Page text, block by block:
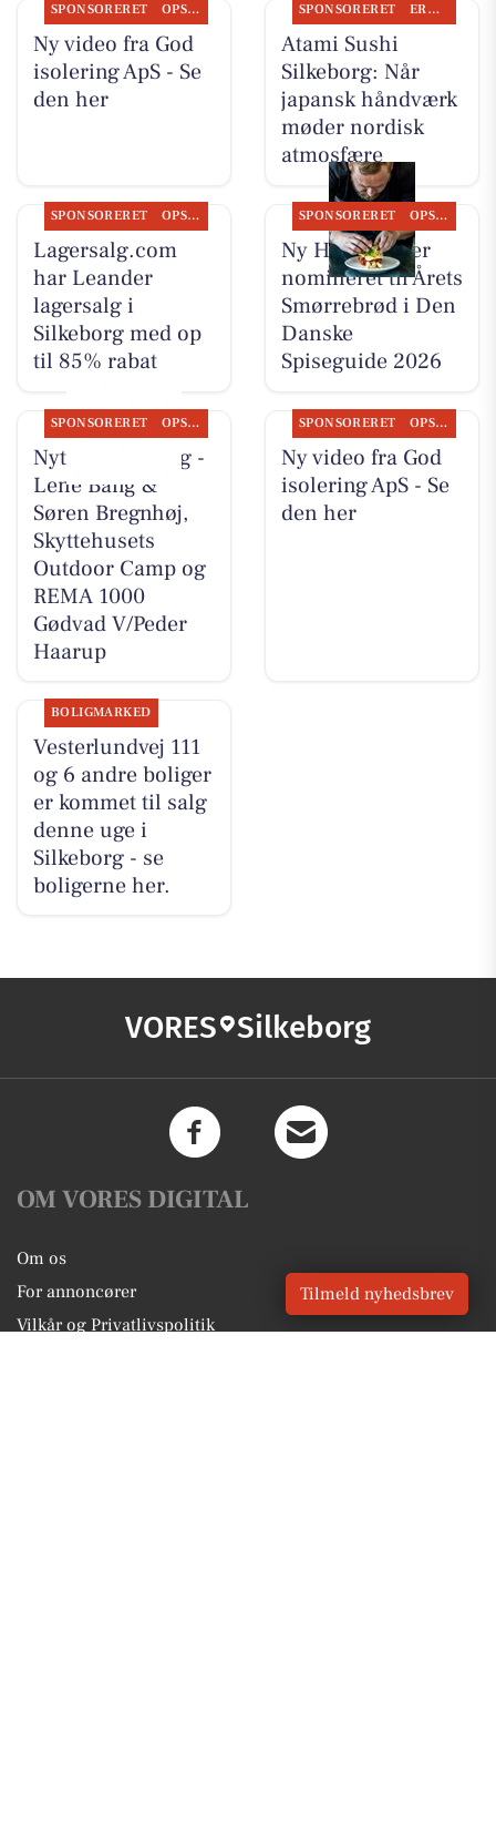
SPONSORERET OPSLAGSTAVLEN
Ny video fra God
isolering ApS - Se
den her
SPONSORERET ERHVERV
Atami Sushi
Silkeborg: Når
japansk håndværk
møder nordisk
atmosfære
SPONSORERET OPSLAGSTAVLEN
Lagersalg.com
har Leander
lagersalg i
Silkeborg med op
til 85% rabat
SPONSORERET OPSLAGSTAVLEN
Ny Hattenæs er
nomineret til Årets
Smørrebrød i Den
Danske
Spiseguide 2026
SPONSORERET OPSLAGSTAVLEN
Nyt fra CD Bolig -
Lene Bang &
Søren Bregnhøj,
Skyttehusets
Outdoor Camp og
REMA 1000
Gødvad V/Peder
Haarup
SPONSORERET OPSLAGSTAVLEN
Ny video fra God
isolering ApS - Se
den her
BOLIGMARKED
Vesterlundvej 111
og 6 andre boliger
er kommet til salg
denne uge i
Silkeborg - se
boligerne her.
VORES Silkeborg
OM VORES DIGITAL
Om os
For annoncører
Vilkår og Privatlivspolitik
Tilmeld nyhedsbrev